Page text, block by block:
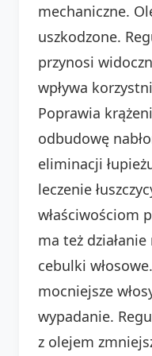
mechaniczne.
uszkodzone.
przynosi
wpływa
Poprawia
odbudowę
eliminacji
leczenie
właściwościom
ma też
cebulki
mocniejsze
wypadanie.
z olejem